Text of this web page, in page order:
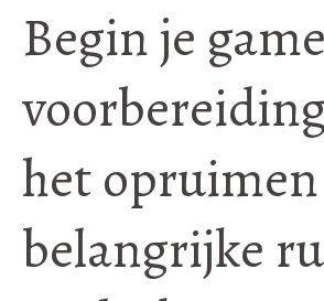
Begin je
het
belangrijke